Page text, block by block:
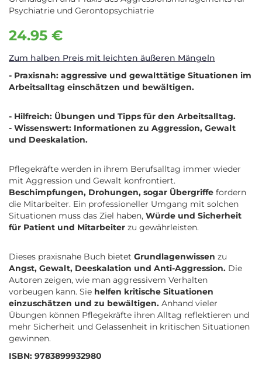
Psychiatrie und Gerontopsychiatrie
24.95 €
Zum halben Preis mit leichten äußeren Mängeln
- Praxisnah: aggressive und gewalttätige Situationen im
Arbeitsalltag einschätzen und bewältigen.
- Hilfreich: Übungen und Tipps für den Arbeitsalltag.
- Wissenswert: Informationen zu Aggression, Gewalt
und Deeskalation.
Pflegekräfte werden in ihrem Berufsalltag immer wieder
mit Aggression und Gewalt konfrontiert.
Beschimpfungen, Drohungen, sogar Übergriffe fordern
die Mitarbeiter. Ein professioneller Umgang mit solchen
Situationen muss das Ziel haben, Würde und Sicherheit
für Patient und Mitarbeiter zu gewährleisten.
Dieses praxisnahe Buch bietet Grundlagenwissen zu
Angst, Gewalt, Deeskalation und Anti-Aggression. Die
Autoren zeigen, wie man aggressivem Verhalten
vorbeugen kann. Sie helfen kritische Situationen
einzuschätzen und zu bewältigen. Anhand vieler
Übungen können Pflegekräfte ihren Alltag reflektieren und
mehr Sicherheit und Gelassenheit in kritischen Situationen
gewinnen.
ISBN: 9783899932980